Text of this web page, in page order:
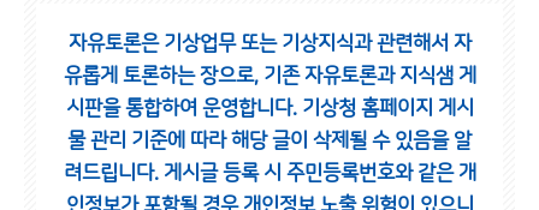
자유토론은 기상업무 또는 기상지식과 관련해서 자
유롭게 토론하는 장으로, 기존 자유토론과 지식샘 게
시판을 통합하여 운영합니다. 기상청 홈페이지 게시
물 관리 기준에 따라 해당 글이 삭제될 수 있음을 알
려드립니다. 게시글 등록 시 주민등록번호와 같은 개
인정보가 포함될 경우 개인정보 노출 위험이 있으니